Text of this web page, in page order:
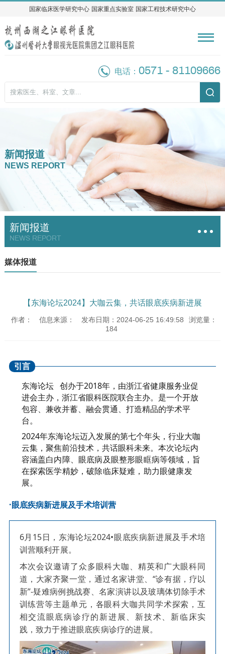
国家临床医学研究中心 国家重点实验室 国家工程技术研究中心
国家临床医学研究中心 国家重点实验室 国家工程技术研究中心
电话：0571 - 81109666
新闻报道
NEWS REPORT
新闻报道
NEWS REPORT
媒体报道
【东海论坛2024】大咖云集，共话眼底疾病新进展
作者： 信息来源： 发布日期：2024-06-25 16:49:58
浏览量：
184
引言
东海论坛 创办于2018年，由浙江省健康服务业促
进会主办，浙江省眼科医院联合主办。是一个开放
包容、兼收并蓄、融会贯通、打造精品的学术平
台。
2024年东海论坛迈入发展的第七个年头，行业大咖
云集，聚焦前沿技术，共话眼科未来。 本次论坛内
容涵盖白内障、眼底病及眼整形眼眶病等领域，旨
在探索医学精妙，破除临床疑难，助力眼健康发
展。
·眼底疾病新进展及手术培训营
6月15日，东海论坛2024•眼底疾病新进展及手术培
训营顺利开展。
本次会议邀请了众多眼科大咖、精英和广大眼科同
道，大家齐聚一堂，通过名家讲堂、“诊有据，疗以
新”-疑难病例挑战赛、名家演讲以及玻璃体切除手术
训练营等主题单元，各眼科大咖共同学术探索，互
相交流眼底病诊疗的新进展、新技术、新临床实
践，致力于推进眼底疾病诊疗的进展。